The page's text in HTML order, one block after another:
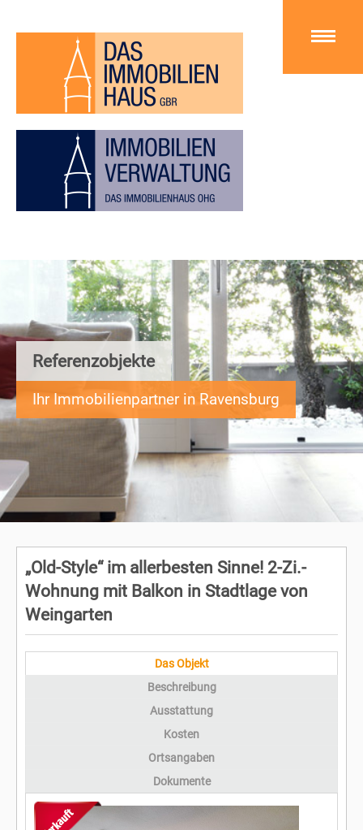
Referenzobjekte
Ihr Immobilienpartner in Ravensburg
„Old-Style“ im allerbesten Sinne! 2-Zi.-
Wohnung mit Balkon in Stadtlage von
Weingarten
Das Objekt
Beschreibung
Ausstattung
Kosten
Ortsangaben
Dokumente